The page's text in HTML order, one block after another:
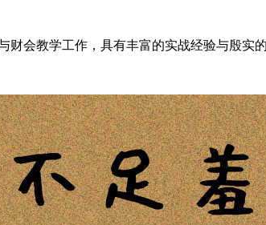
财会教学工作，具有丰富的实战经验与殷实